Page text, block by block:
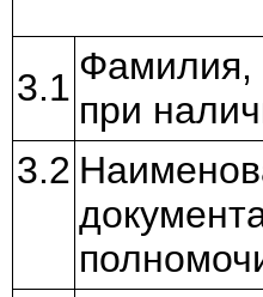
3.1 Фамилия,
при
3.2